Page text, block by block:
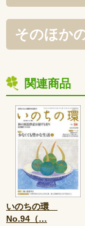
そのほか
関連商品
いのちの環
No.94（…